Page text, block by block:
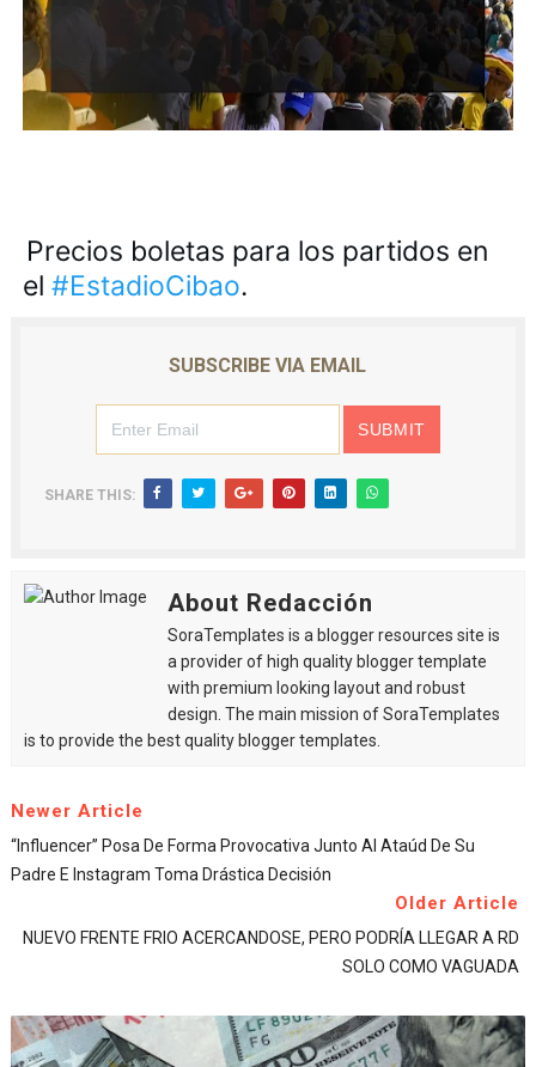
Precios boletas para los partidos en
el #EstadioCibao.
SUBSCRIBE VIA EMAIL
SHARE THIS:
About Redacción
SoraTemplates is a blogger resources site is
a provider of high quality blogger template
with premium looking layout and robust
design. The main mission of SoraTemplates
is to provide the best quality blogger templates.
Newer Article
“Influencer” Posa De Forma Provocativa Junto Al Ataúd De Su
Padre E Instagram Toma Drástica Decisión
Older Article
NUEVO FRENTE FRIO ACERCANDOSE, PERO PODRÍA LLEGAR A RD
SOLO COMO VAGUADA